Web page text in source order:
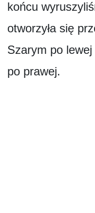
końcu
otworzyła się
Szarym po
po prawej.